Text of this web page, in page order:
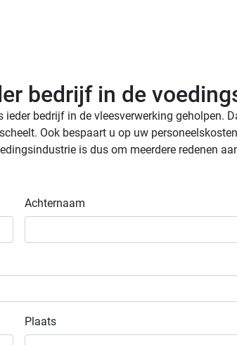
bedrijf in de
bedrijf in de vleesverwerking geholpen.
Ook bespaart u op uw
is dus om meerdere redenen
Achternaam
Plaats